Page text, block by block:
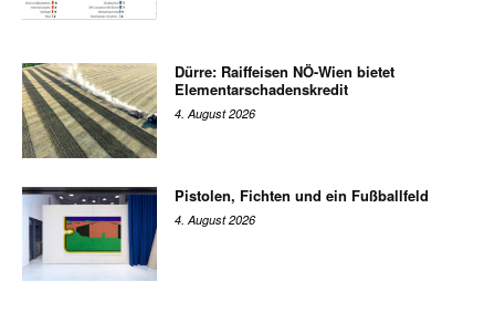
Dürre: Raiffeisen NÖ-Wien bietet
Elementarschadenskredit
4. August 2026
Pistolen, Fichten und ein Fußballfeld
4. August 2026